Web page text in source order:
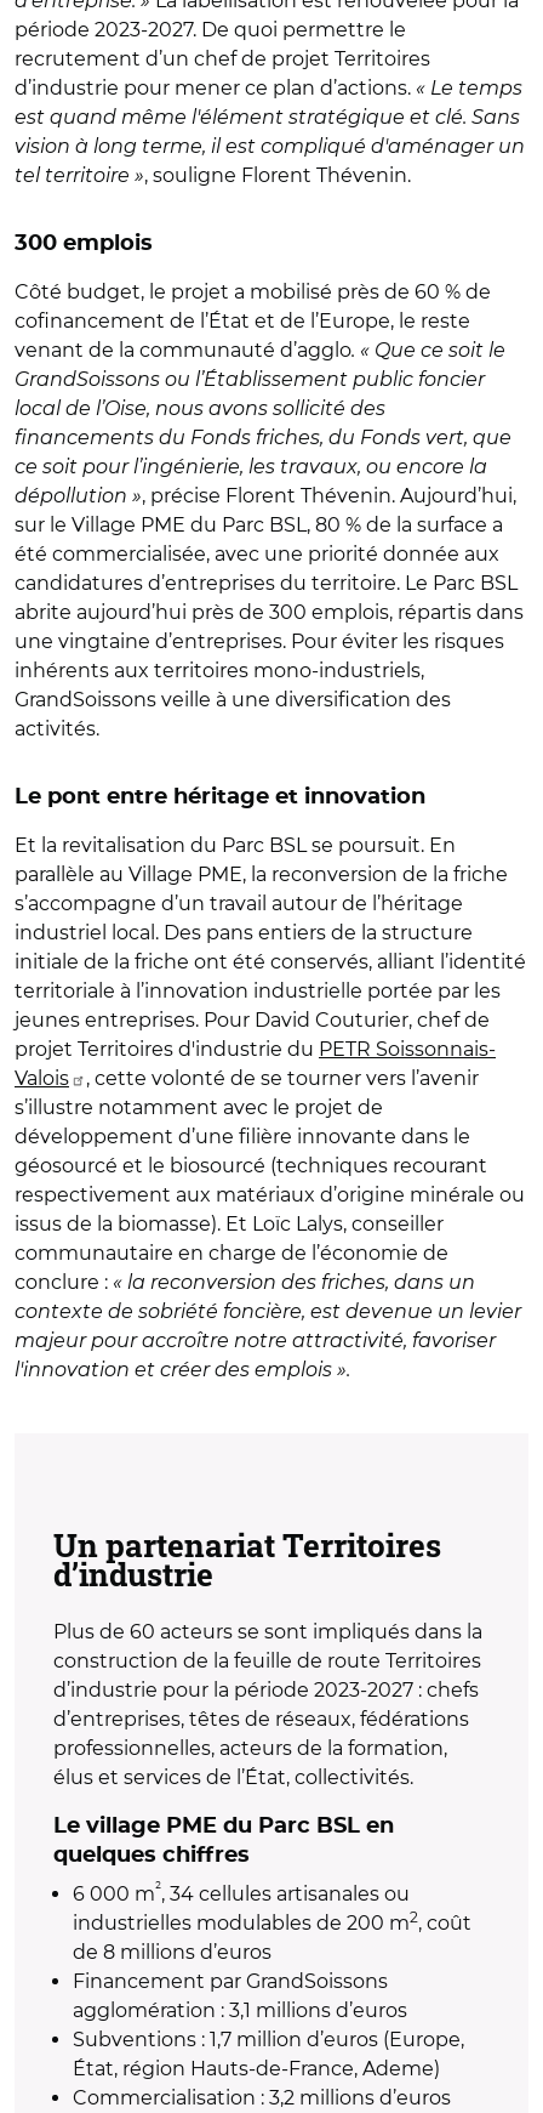
période 2023-2027. De quoi permettre le
recrutement d’un chef de projet Territoires
d’industrie pour mener ce plan d’actions. « Le temps
est quand même l'élément stratégique et clé. Sans
vision à long terme, il est compliqué d'aménager un
tel territoire », souligne Florent Thévenin.
300 emplois
Côté budget, le projet a mobilisé près de 60 % de
cofinancement de l’État et de l’Europe, le reste
venant de la communauté d’agglo. « Que ce soit le
GrandSoissons ou l’Établissement public foncier
local de l’Oise, nous avons sollicité des
financements du Fonds friches, du Fonds vert, que
ce soit pour l’ingénierie, les travaux, ou encore la
dépollution », précise Florent Thévenin. Aujourd’hui,
sur le Village PME du Parc BSL, 80 % de la surface a
été commercialisée, avec une priorité donnée aux
candidatures d’entreprises du territoire. Le Parc BSL
abrite aujourd’hui près de 300 emplois, répartis dans
une vingtaine d’entreprises. Pour éviter les risques
inhérents aux territoires mono-industriels,
GrandSoissons veille à une diversification des
activités.
Le pont entre héritage et innovation
Et la revitalisation du Parc BSL se poursuit. En
parallèle au Village PME, la reconversion de la friche
s’accompagne d’un travail autour de l’héritage
industriel local. Des pans entiers de la structure
initiale de la friche ont été conservés, alliant l’identité
territoriale à l’innovation industrielle portée par les
jeunes entreprises. Pour David Couturier, chef de
projet Territoires d'industrie du PETR Soissonnais-
Valois
, cette volonté de se tourner vers l’avenir
s’illustre notamment avec le projet de
développement d’une filière innovante dans le
géosourcé et le biosourcé (techniques recourant
respectivement aux matériaux d’origine minérale ou
issus de la biomasse). Et Loïc Lalys, conseiller
communautaire en charge de l’économie de
conclure : « la reconversion des friches, dans un
contexte de sobriété foncière, est devenue un levier
majeur pour accroître notre attractivité, favoriser
l'innovation et créer des emplois ».
Un partenariat Territoires
d’industrie
Plus de 60 acteurs se sont impliqués dans la
construction de la feuille de route Territoires
d’industrie pour la période 2023-2027 : chefs
d’entreprises, têtes de réseaux, fédérations
professionnelles, acteurs de la formation,
élus et services de l’État, collectivités.
Le village PME du Parc BSL en
quelques chiffres
6 000 m², 34 cellules artisanales ou
industrielles modulables de 200 m2, coût
de 8 millions d’euros
Financement par GrandSoissons
agglomération : 3,1 millions d’euros
Subventions : 1,7 million d’euros (Europe,
État, région Hauts-de-France, Ademe)
Commercialisation : 3,2 millions d’euros